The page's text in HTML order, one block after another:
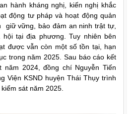
hành kháng nghị, kiến nghị khắc
động tư pháp và hoạt động quản
giữ vững, bảo đảm an ninh trật tự,
tại địa phương. Tuy nhiên bên
được vẫn còn một số tồn tại, hạn
trong năm 2025. Sau báo cáo kết
năm 2024, đồng chí Nguyễn Tiến
Viện KSND huyện Thái Thụy trình
sát năm 2025.